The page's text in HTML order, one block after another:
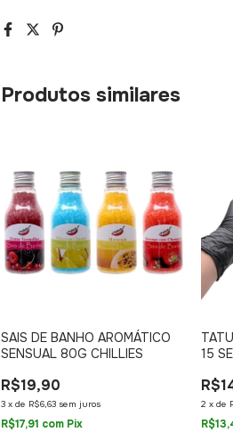
Produtos similares
SAIS DE BANHO AROMÁTICO
SENSUAL 80G CHILLIES
R$19,90
3 x de R$6,63 sem juros
R$17,91 com Pix
15
2 x de